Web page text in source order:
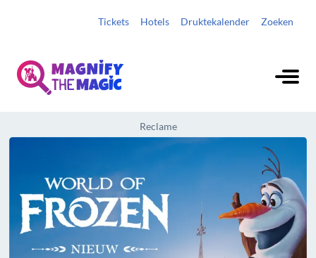
Tickets Hotels Druktekalender Zoeken
Reclame